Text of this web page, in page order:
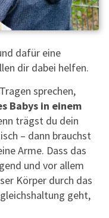
dafür eine
dir dabei helfen.
sprechen,
Babys in einem
trägst du dein
– dann brauchst
Arme. Dass das
und vor allem
Körper durch das
geht,